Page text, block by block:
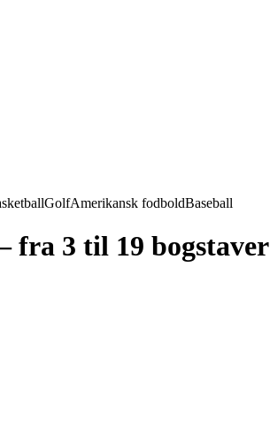
GolfAmerikansk fodboldBaseball
3 til 19 bogstaver